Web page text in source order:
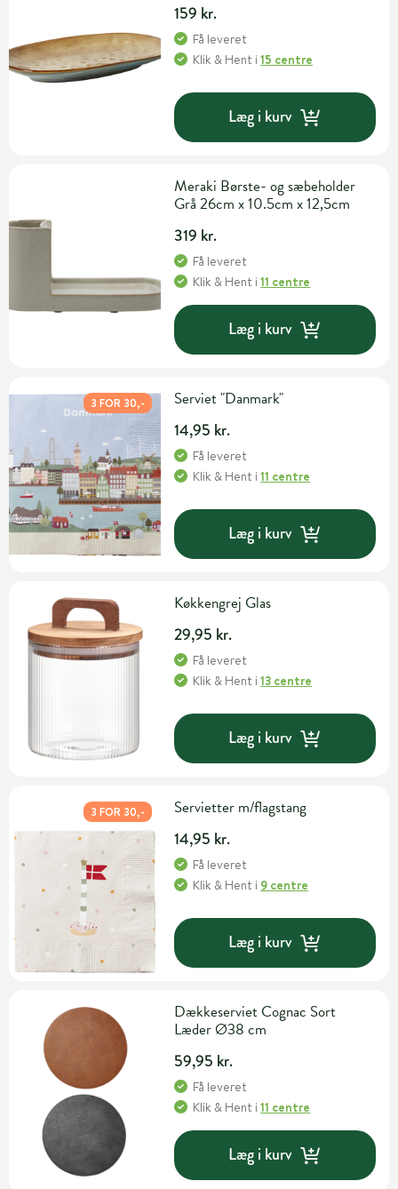
159 kr.
Få leveret
Klik & Hent i15 centre
Læg i kurv
Meraki Børste- og sæbeholder
Grå 26cm x 10.5cm x 12,5cm
319 kr.
Få leveret
Klik & Hent i11 centre
Læg i kurv
3 FOR 30,- Serviet "Danmark"
14,95 kr.
Få leveret
Klik & Hent i11 centre
Læg i kurv
Køkkengrej Glas
29,95 kr.
Få leveret
Klik & Hent i13 centre
Læg i kurv
3 FOR 30,- Servietter m/flagstang
14,95 kr.
Få leveret
Klik & Hent i 9 centre
Læg i kurv
Dækkeserviet Cognac Sort
Læder Ø38 cm
59,95 kr.
Få leveret
Klik & Hent i11 centre
Læg i kurv